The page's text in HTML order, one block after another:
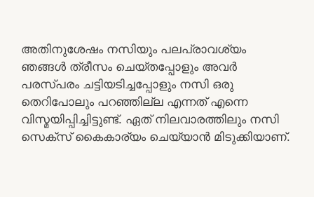
അതിനുശേഷം നസിയും പലപ്രാവശ്യം
ഞങ്ങൾ ത്രീസം ചെയ്തപ്പോളും അവർ
പരസ്പരം ചട്ടിയടിച്ചപ്പോളും നസി ഒരു
തെറിപോലും പറഞ്ഞില്ല എന്നത് എന്നെ
വിസ്മയിപ്പിച്ചിട്ടുണ്ട്. ഏത് നിലവാരത്തിലും നസി
സെക്സ് കൈകാര്യം ചെയ്യാൻ മിടുക്കിയാണ്.